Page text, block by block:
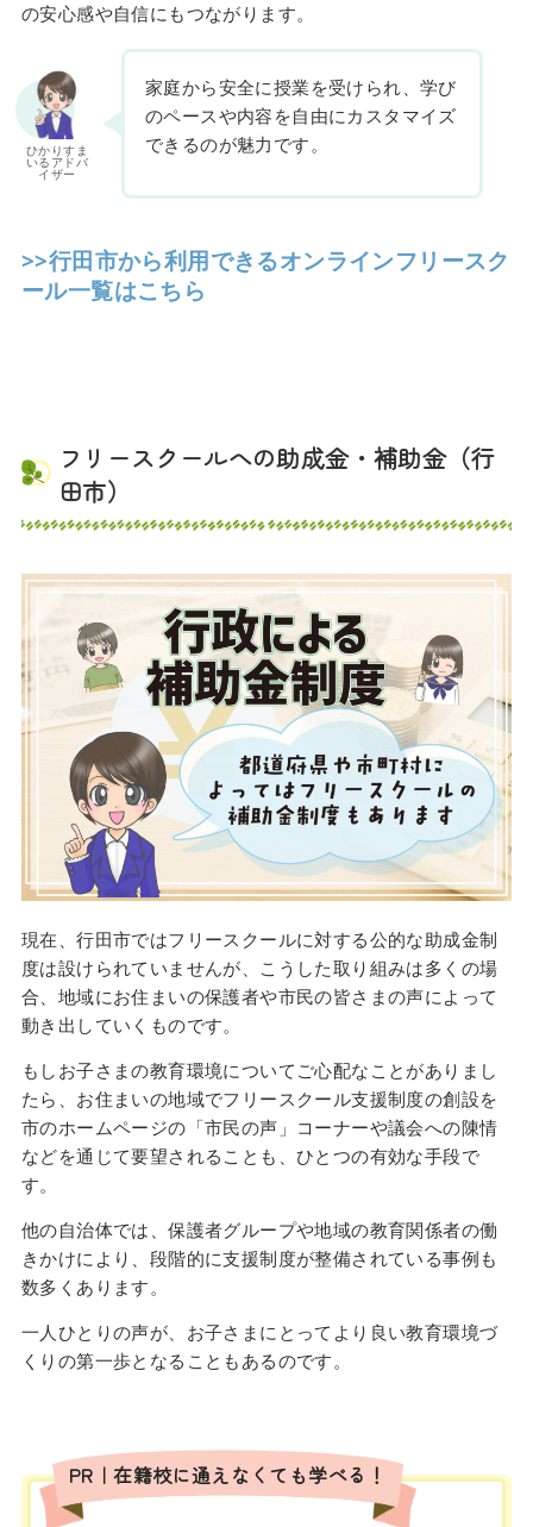
の安心感や自信にもつながります。
ひかりすま
いるアドバ
イザー
家庭から安全に授業を受けられ、学び
のペースや内容を自由にカスタマイズ
できるのが魅力です。
>>行田市から利用できるオンラインフリースク
ール一覧はこちら
フリースクールへの助成金・補助金（行
田市）
現在、行田市ではフリースクールに対する公的な助成金制
度は設けられていませんが、こうした取り組みは多くの場
合、地域にお住まいの保護者や市民の皆さまの声によって
動き出していくものです。
もしお子さまの教育環境についてご心配なことがありまし
たら、お住まいの地域でフリースクール支援制度の創設を
市のホームページの「市民の声」コーナーや議会への陳情
などを通じて要望されることも、ひとつの有効な手段で
す。
他の自治体では、保護者グループや地域の教育関係者の働
きかけにより、段階的に支援制度が整備されている事例も
数多くあります。
一人ひとりの声が、お子さまにとってより良い教育環境づ
くりの第一歩となることもあるのです。
PR｜在籍校に通えなくても学べる！